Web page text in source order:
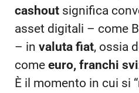
cashout significa
asset digitali – come
– in valuta fiat, ossia
come euro, franchi
È il momento in cui si